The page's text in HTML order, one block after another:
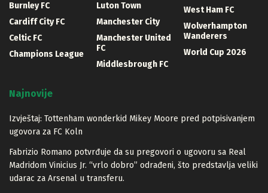
Burnley FC
Cardiff City FC
Celtic FC
Champions League
Luton Town
Manchester City
Manchester United
FC
Middlesbrough FC
West Ham FC
Wolverhampton
Wanderers
World Cup 2026
Najnovije
Izvještaj: Tottenham wonderkid Mikey Moore pred potpisivanjem
ugovora za FC Koln
Fabrizio Romano potvrđuje da su pregovori o ugovoru sa Real
Madridom Vinicius Jr. “vrlo dobro” odrađeni, što predstavlja veliki
udarac za Arsenal u transferu.